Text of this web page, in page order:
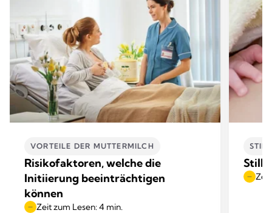
VORTEILE DER MUTTERMILCH
Risikofaktoren, welche die
Initiierung beeinträchtigen
können
Zeit zum Lesen: 4 min.
Zeit